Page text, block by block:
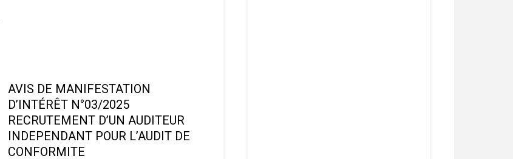
AVIS DE MANIFESTATION
D’INTÉRÊT N°03/2025
RECRUTEMENT D’UN AUDITEUR
INDEPENDANT POUR L’AUDIT DE
CONFORMITE